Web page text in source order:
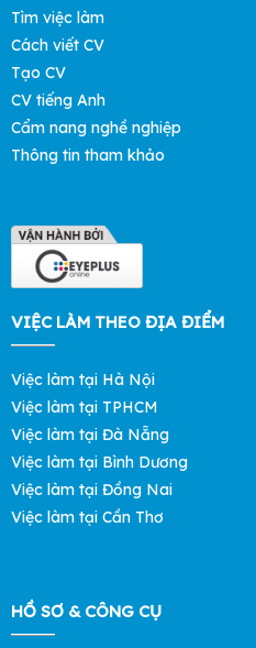
Tìm việc làm
Cách viết CV
Tạo CV
CV tiếng Anh
Cẩm nang nghề nghiệp
Thông tin tham khảo
VIỆC LÀM THEO ĐỊA ĐIỂM
Việc làm tại Hà Nội
Việc làm tại TPHCM
Việc làm tại Đà Nẵng
Việc làm tại Bình Dương
Việc làm tại Đồng Nai
Việc làm tại Cần Thơ
HỒ SƠ & CÔNG CỤ